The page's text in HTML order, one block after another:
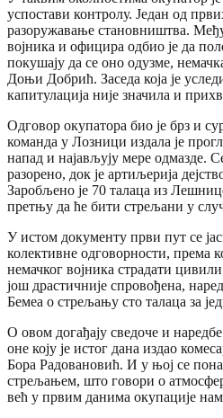
успостави контролу. Један од
разоружавање становништва.
војника и официра одбио је да
покушају да се оно одузме,
Доњи Добрић. Заседа која је
капитулација није значила и
Одговор окупатора био је брз и
команда у Лозници издала је
напад и најављују мере одмазде.
разорено, док је артиљерија
Заробљено је 70 талаца из
претњу да ће бити стрељани у
У истом документу први пут се
колективне одговорности, према
немачког војника страдати
још драстичније спровођена,
Бемеа о стрељању сто талаца за
О овом догађају сведоче и
оне коју је истог дана издао
Бора Радовановић. И у њој се
стрељањем, што говори о
већ у првим данима окупације